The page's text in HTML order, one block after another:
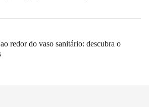
redor do vaso sanitário: descubra o